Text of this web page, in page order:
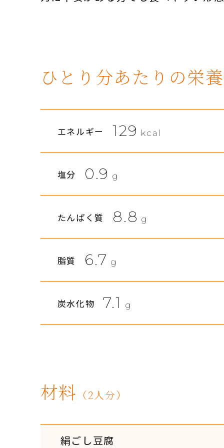
ひとり分あたりの栄
エネルギー 129 kcal
塩分 0.9 g
たんぱく質 8.8 g
脂質 6.7 g
炭水化物 7.1 g
材料 （2人分）
絹ごし豆腐